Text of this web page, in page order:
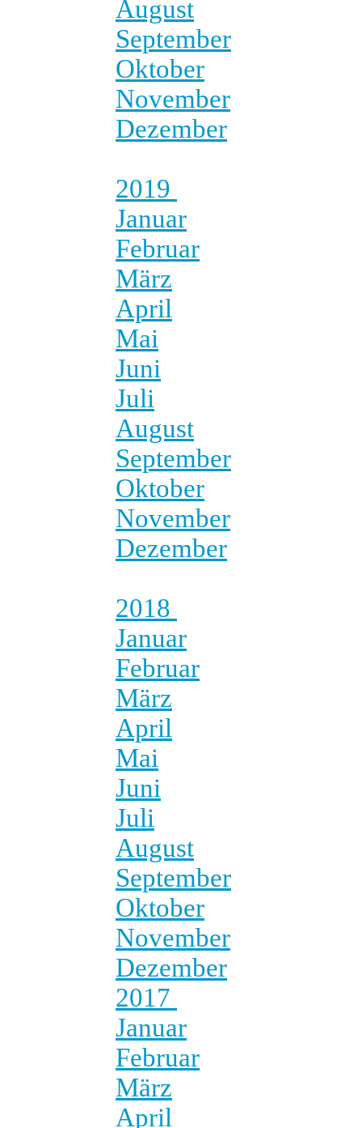
August
September
Oktober
November
Dezember
2019
Januar
Februar
März
April
Mai
Juni
Juli
August
September
Oktober
November
Dezember
2018
Januar
Februar
März
April
Mai
Juni
Juli
August
September
Oktober
November
Dezember
2017
Januar
Februar
März
April